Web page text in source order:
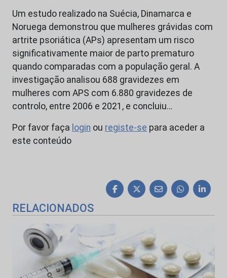
Um estudo realizado na Suécia, Dinamarca e
Noruega demonstrou que mulheres grávidas com
artrite psoriática (APs) apresentam um risco
significativamente maior de parto prematuro
quando comparadas com a população geral. A
investigação analisou 688 gravidezes em
mulheres com APS com 6.880 gravidezes de
controlo, entre 2006 e 2021, e concluiu…
Por favor faça login ou registe-se para aceder a
este conteúdo
RELACIONADOS